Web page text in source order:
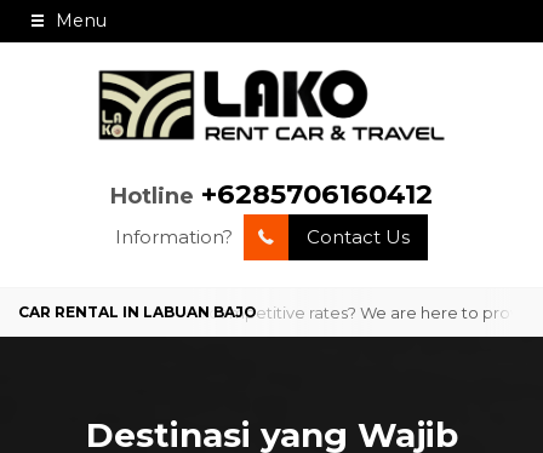
Menu
Hotline +6285706160412
Information? Contact Us
service and competitive rates? We are here to provide
Destinasi yang Wajib